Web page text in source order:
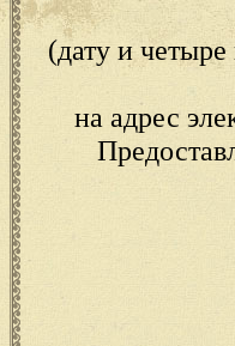
(дату и
на адрес